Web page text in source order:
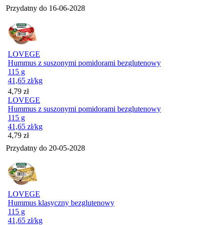
Przydatny do 16-06-2028
LOVEGE
Hummus z suszonymi pomidorami bezglutenowy
115 g
41,65 zł/kg
Cena
4,79 zł
LOVEGE
Hummus z suszonymi pomidorami bezglutenowy
115 g
41,65 zł/kg
Cena
4,79 zł
Przydatny do 20-05-2028
LOVEGE
Hummus klasyczny bezglutenowy
115 g
41,65 zł/kg